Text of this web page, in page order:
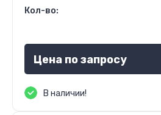
Кол-во:
Цена по запросу
В наличии!